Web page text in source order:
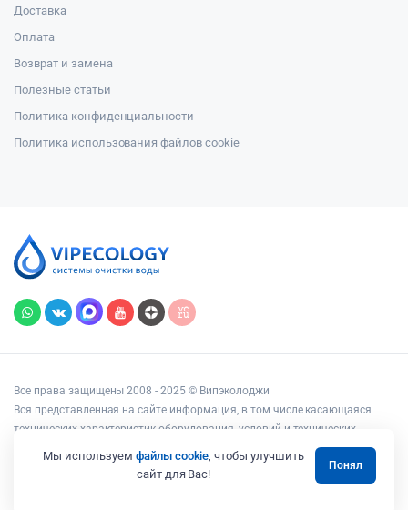
Доставка
Оплата
Возврат и замена
Полезные статьи
Политика конфиденциальности
Политика использования файлов cookie
Все права защищены 2008 - 2025 © Випэколоджи
Вся представленная на сайте информация, в том числе касающаяся
технических характеристик оборудования, условий и технических
возможностей подключения, наличия на складе, стоимости товаров и
услуг, носит информационный характер и ни при каких условиях не
является публичной офертой, определяемой положениями статьи 437
Мы используем файлы cookie, чтобы улучшить
сайт для Вас!
Понял